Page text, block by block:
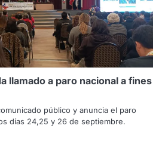
llamado a paro nacional a fines
público y anuncia el paro
días 24,25 y 26 de septiembre.